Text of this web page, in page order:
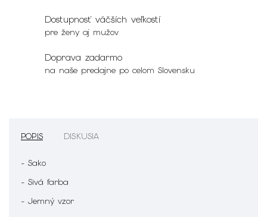
Dostupnosť väčších veľkostí
pre ženy aj mužov
Doprava zadarmo
na naše predajne po celom Slovensku
POPIS DISKUSIA
- Sako
- Sivá farba
- Jemný vzor